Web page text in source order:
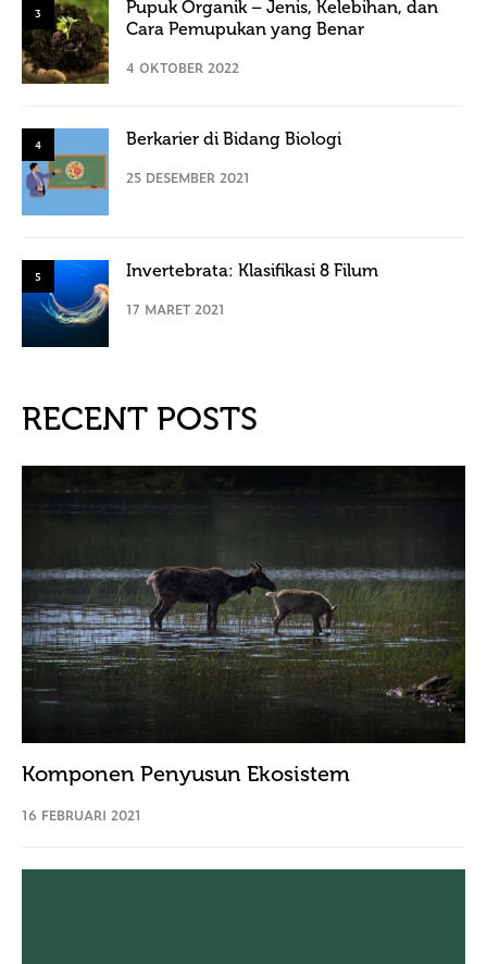
3
Pupuk Organik – Jenis, Kelebihan, dan
Cara Pemupukan yang Benar
4 OKTOBER 2022
4 Berkarier di Bidang Biologi
25 DESEMBER 2021
5 Invertebrata: Klasifikasi 8 Filum
17 MARET 2021
RECENT POSTS
Komponen Penyusun Ekosistem
16 FEBRUARI 2021